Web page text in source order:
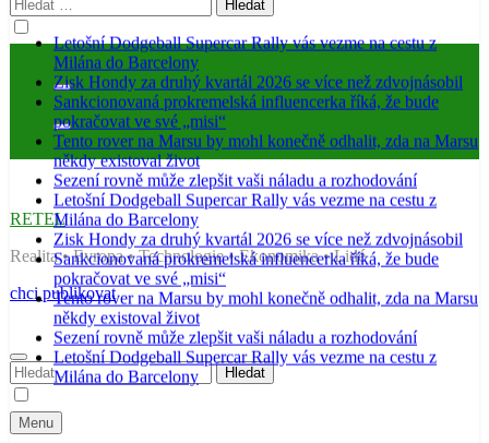
Letošní Dodgeball Supercar Rally vás vezme na cestu z
Milána do Barcelony
Zisk Hondy za druhý kvartál 2026 se více než zdvojnásobil
Sankcionovaná prokremelská influencerka říká, že bude
pokračovat ve své „misi“
Tento rover na Marsu by mohl konečně odhalit, zda na Marsu
někdy existoval život
Sezení rovně může zlepšit vaši náladu a rozhodování
Letošní Dodgeball Supercar Rally vás vezme na cestu z
Milána do Barcelony
Zisk Hondy za druhý kvartál 2026 se více než zdvojnásobil
Sankcionovaná prokremelská influencerka říká, že bude
pokračovat ve své „misi“
Tento rover na Marsu by mohl konečně odhalit, zda na Marsu
někdy existoval život
Sezení rovně může zlepšit vaši náladu a rozhodování
Letošní Dodgeball Supercar Rally vás vezme na cestu z
Milána do Barcelony
RETEL
Realita • Evropa • Technologie • Ekonomika • Lidé
chci publikovat
Vyhledávání
Menu